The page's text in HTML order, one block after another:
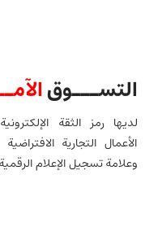
التســـوق
لديها رمز الثقة
الأعمال التجارية الافتراضية
وعلامة تسجيل الإعلام